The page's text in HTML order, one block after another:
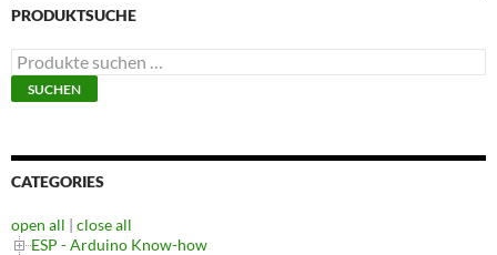
PRODUKTSUCHE
Suchen
nach:
SUCHEN
CATEGORIES
open all | close all
ESP - Arduino Know-how